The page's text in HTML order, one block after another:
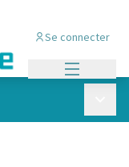
Se connecter